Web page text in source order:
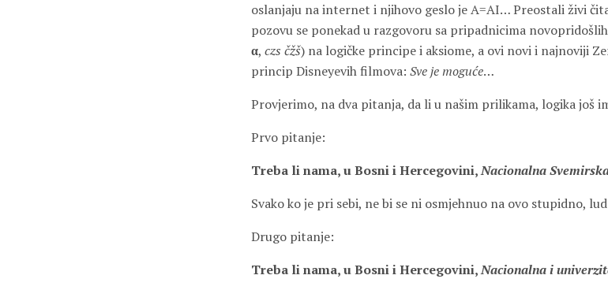
oslanjaju na internet i njihovo geslo je A=AI… Preostali živi
pozovu se ponekad u razgovoru sa pripadnicima
α, czs čžš) na logičke principe i aksiome, a ovi novi i najnoviji
princip Disneyevih filmova: Sve je moguće…
Provjerimo, na dva pitanja, da li u našim prilikama, logika još
Prvo pitanje:
Treba li nama, u Bosni i Hercegovini,Nacionalna
Svako ko je pri sebi, ne bi se ni osmjehnuo na ovo stupidno,
Drugo pitanje:
Treba li nama, u Bosni i Hercegovini,Nacionalna i